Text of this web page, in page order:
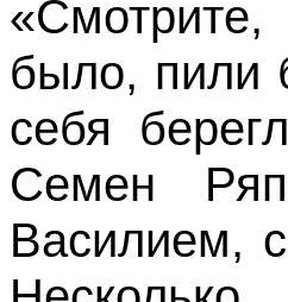
было, пили
себя
Семен
Василием,